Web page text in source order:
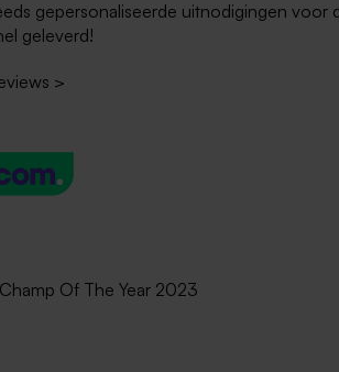
gepersonaliseerde uitnodigingen
geleverd!
>
Of The Year 2023